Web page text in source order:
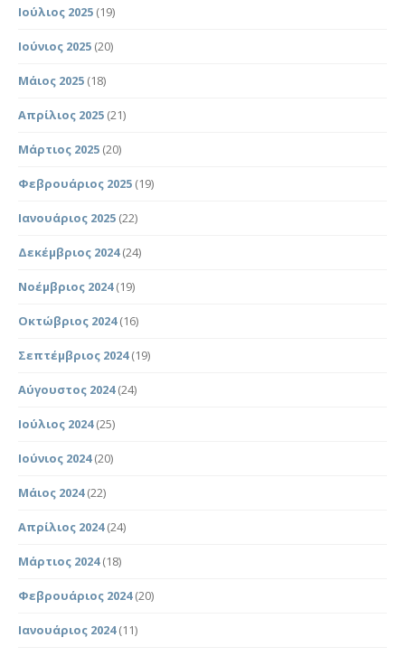
Ιούλιος 2025 (19)
Ιούνιος 2025 (20)
Μάιος 2025 (18)
Απρίλιος 2025 (21)
Μάρτιος 2025 (20)
Φεβρουάριος 2025 (19)
Ιανουάριος 2025 (22)
Δεκέμβριος 2024(24)
Νοέμβριος 2024(19)
Οκτώβριος 2024(16)
Σεπτέμβριος 2024(19)
Αύγουστος 2024(24)
Ιούλιος 2024(25)
Ιούνιος 2024(20)
Μάιος 2024(22)
Απρίλιος 2024(24)
Μάρτιος 2024(18)
Φεβρουάριος 2024(20)
Ιανουάριος 2024(11)